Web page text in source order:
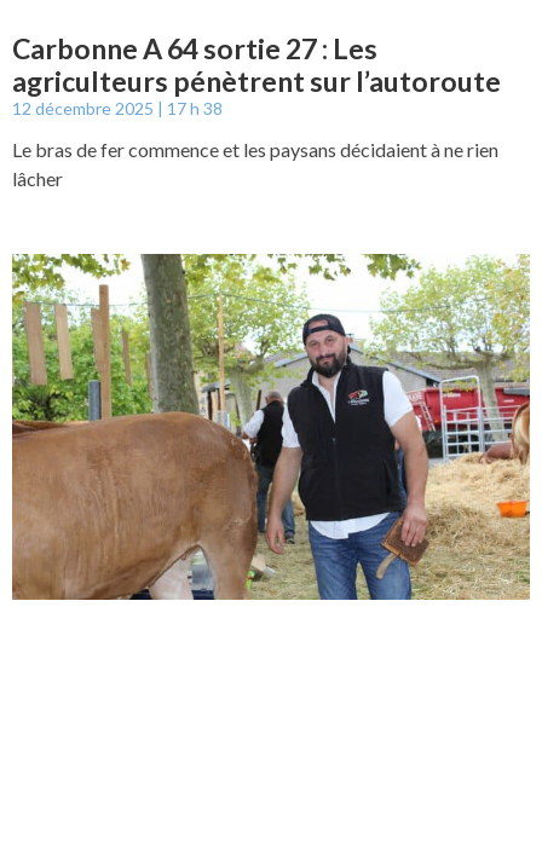
Carbonne A 64 sortie 27 : Les
agriculteurs pénètrent sur l’autoroute
12 décembre 2025 17 h 38
Le bras de fer commence et les paysans décidaient à ne rien
lâcher